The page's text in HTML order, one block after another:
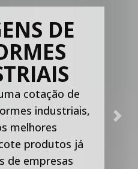
DE
cotação de
industriais,
melhores
produtos já
de empresas
Next